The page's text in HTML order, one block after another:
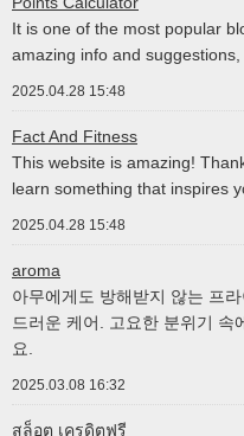
It is one of the most popular
amazing info and
2025.04.28 15:48
Fact And Fitness
This website is amazing!
learn something that inspires
2025.04.28 15:48
aroma
아무에게도 방해받지 않는 프
드러운 케어. 고요한 분위기 속
요.
2025.03.08 16:32
สล็อต เครดิตฟรี